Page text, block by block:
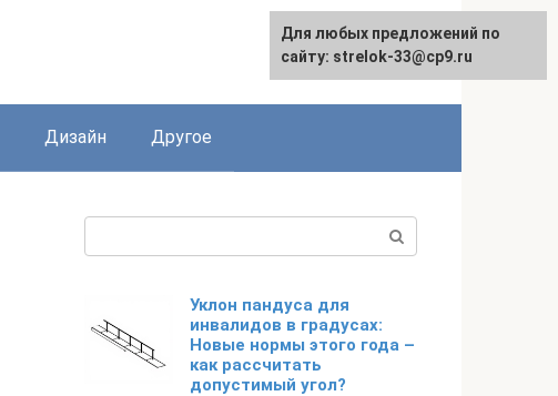
Дизайн Другое
Уклон пандуса для
инвалидов в градусах:
Новые нормы этого года –
как рассчитать
допустимый угол?
Для любых предложений по
сайту: strelok-33@cp9.ru
Для любых предложений по
сайту: strelok-33@cp9.ru